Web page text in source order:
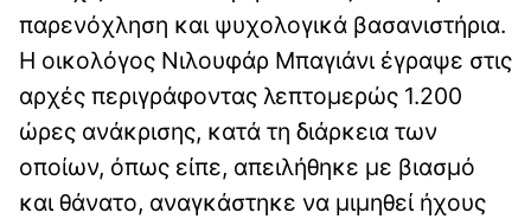
παρενόχληση και ψυχολογικά βασανιστήρια.
Η οικολόγος Νιλουφάρ Μπαγιάνι έγραψε στις
αρχές περιγράφοντας λεπτομερώς 1.200
ώρες ανάκρισης, κατά τη διάρκεια των
οποίων, όπως είπε, απειλήθηκε με βιασμό
και θάνατο, αναγκάστηκε να μιμηθεί ήχους